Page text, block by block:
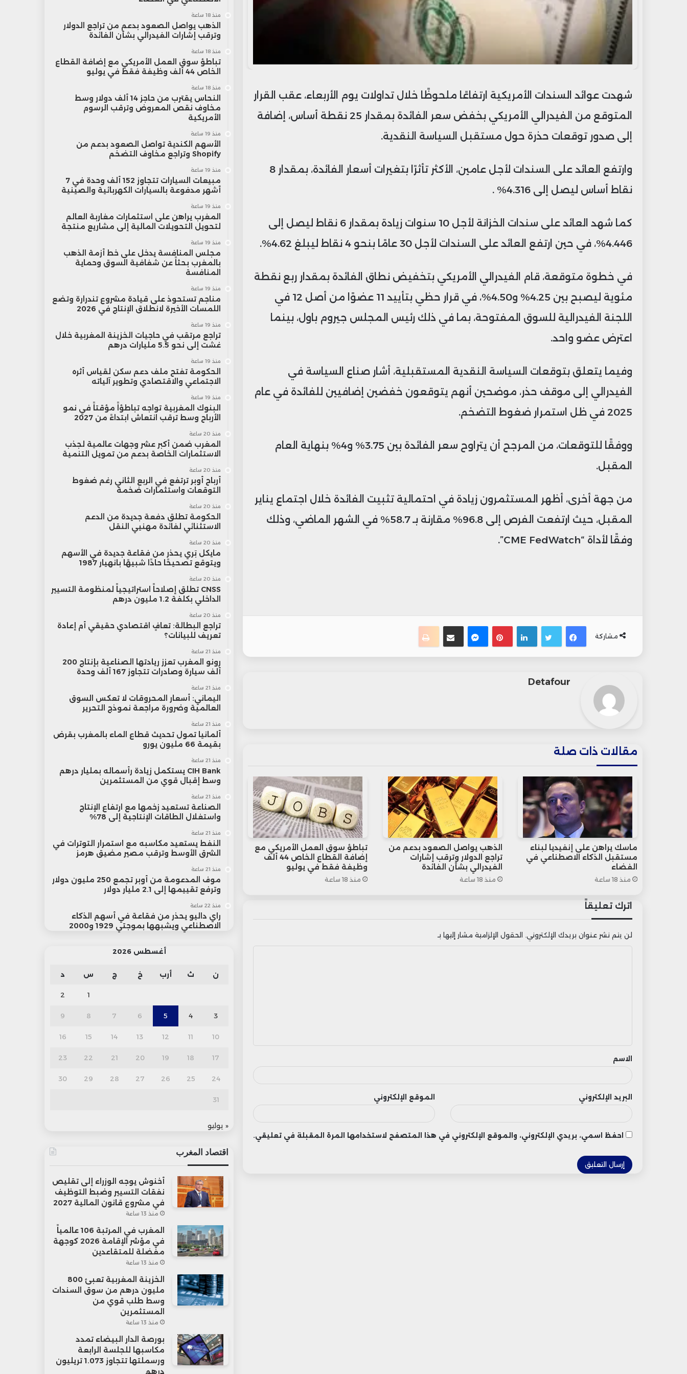
شهدت عوائد السندات الأمريكية ارتفاعًا ملحوظًا خلال تداولات يوم الأربعاء، عقب القرار
المتوقع من الفيدرالي الأمريكي بخفض سعر الفائدة بمقدار 25 نقطة أساس، إضافة
إلى صدور توقعات حذرة حول مستقبل السياسة النقدية.
وارتفع العائد على السندات لأجل عامين، الأكثر تأثرًا بتغيرات أسعار الفائدة، بمقدار 8
نقاط أساس ليصل إلى 4.316% .
كما شهد العائد على سندات الخزانة لأجل 10 سنوات زيادة بمقدار 6 نقاط ليصل إلى
4.446%، في حين ارتفع العائد على السندات لأجل 30 عامًا بنحو 4 نقاط ليبلغ 4.62%.
في خطوة متوقعة، قام الفيدرالي الأمريكي بتخفيض نطاق الفائدة بمقدار ربع نقطة
مئوية ليصبح بين 4.25% و4.50%، في قرار حظي بتأييد 11 عضوًا من أصل 12 في
اللجنة الفيدرالية للسوق المفتوحة، بما في ذلك رئيس المجلس جيروم باول، بينما
اعترض عضو واحد.
وفيما يتعلق بتوقعات السياسة النقدية المستقبلية، أشار صناع السياسة في
الفيدرالي إلى موقف حذر، موضحين أنهم يتوقعون خفضين إضافيين للفائدة في عام
2025 في ظل استمرار ضغوط التضخم.
ووفقًا للتوقعات، من المرجح أن يتراوح سعر الفائدة بين 3.75% و4% بنهاية العام
المقبل.
من جهة أخرى، أظهر المستثمرون زيادة في احتمالية تثبيت الفائدة خلال اجتماع يناير
المقبل، حيث ارتفعت الفرص إلى 96.8% مقارنة بـ 58.7% في الشهر الماضي، وذلك
وفقًا لأداة “CME FedWatch”.
مشاركة
فيسبوك
تويترلينكدإنبينتيريست
ماسنجر
مشاركة عبر البريدطباعة
Detafour
مقالات ذات صلة
ماسك يراهن على إنفيديا لبناء
مستقبل الذكاء الاصطناعي في
الفضاء
منذ 18 ساعة
الذهب يواصل الصعود بدعم من
تراجع الدولار وترقب إشارات
الفيدرالي بشأن الفائدة
منذ 18 ساعة
تباطؤ سوق العمل الأمريكي مع
إضافة القطاع الخاص 44 ألف
وظيفة فقط في يوليو
منذ 18 ساعة
اترك تعليقاً
لن يتم نشر عنوان بريدك الإلكتروني. الحقول الإلزامية مشار إليها بـ
ق
الاسم
البريد الإلكتروني الموقع الإلكتروني
احفظ اسمي، بريدي الإلكتروني، والموقع الإلكتروني في هذا المتصفح لاستخدامها المرة المقبلة في تعليقي.
منذ 18 ساعة
الذهب يواصل الصعود بدعم من تراجع الدولار
وترقب إشارات الفيدرالي بشأن الفائدة
منذ 18 ساعة
تباطؤ سوق العمل الأمريكي مع إضافة القطاع
الخاص 44 ألف وظيفة فقط في يوليو
منذ 18 ساعة
النحاس يقترب من حاجز 14 ألف دولار وسط
مخاوف نقص المعروض وترقب الرسوم
الأمريكية
منذ 19 ساعة
الأسهم الكندية تواصل الصعود بدعم من
Shopify وتراجع مخاوف التضخم
منذ 19 ساعة
مبيعات السيارات تتجاوز 152 ألف وحدة في 7
أشهر مدفوعة بالسيارات الكهربائية والصينية
منذ 19 ساعة
المغرب يراهن على استثمارات مغاربة العالم
لتحويل التحويلات المالية إلى مشاريع منتجة
منذ 19 ساعة
مجلس المنافسة يدخل على خط أزمة الذهب
بالمغرب بحثاً عن شفافية السوق وحماية
المنافسة
منذ 19 ساعة
مناجم تستحوذ على قيادة مشروع تندرارة وتضع
اللمسات الأخيرة لانطلاق الإنتاج في 2026
منذ 19 ساعة
تراجع مرتقب في حاجيات الخزينة المغربية خلال
غشت إلى نحو 5.5 مليارات درهم
منذ 19 ساعة
الحكومة تفتح ملف دعم سكن لقياس أثره
الاجتماعي والاقتصادي وتطوير آلياته
منذ 19 ساعة
البنوك المغربية تواجه تباطؤاً مؤقتاً في نمو
الأرباح وسط ترقب انتعاش ابتداءً من 2027
منذ 20 ساعة
المغرب ضمن أكبر عشر وجهات عالمية لجذب
الاستثمارات الخاصة بدعم من تمويل التنمية
منذ 20 ساعة
أرباح أوبر ترتفع في الربع الثاني رغم ضغوط
التوقعات واستثمارات ضخمة
منذ 20 ساعة
الحكومة تطلق دفعة جديدة من الدعم
الاستثنائي لفائدة مهنيي النقل
منذ 20 ساعة
مايكل بَري يحذر من فقاعة جديدة في الأسهم
ويتوقع تصحيحًا حادًا شبيهًا بانهيار 1987
منذ 20 ساعة
CNSS تطلق إصلاحاً استراتيجياً لمنظومة التسيير
الداخلي بكلفة 1.2 مليون درهم
منذ 20 ساعة
تراجع البطالة: تعافٍ اقتصادي حقيقي أم إعادة
تعريف للبيانات؟
منذ 21 ساعة
رونو المغرب تعزز ريادتها الصناعية بإنتاج 200
ألف سيارة وصادرات تتجاوز 167 ألف وحدة
منذ 21 ساعة
اليماني: أسعار المحروقات لا تعكس السوق
العالمية وضرورة مراجعة نموذج التحرير
منذ 21 ساعة
ألمانيا تمول تحديث قطاع الماء بالمغرب بقرض
بقيمة 66 مليون يورو
منذ 21 ساعة
CIH Bank يستكمل زيادة رأسماله بمليار درهم
وسط إقبال قوي من المستثمرين
منذ 21 ساعة
الصناعة تستعيد زخمها مع ارتفاع الإنتاج
واستغلال الطاقات الإنتاجية إلى 78%
منذ 21 ساعة
النفط يستعيد مكاسبه مع استمرار التوترات في
الشرق الأوسط وترقب مصير مضيق هرمز
منذ 21 ساعة
موف المدعومة من أوبر تجمع 250 مليون دولار
وترفع تقييمها إلى 2.1 مليار دولار
منذ 22 ساعة
راي داليو يحذر من فقاعة في أسهم الذكاء
الاصطناعي ويشبهها بموجتي 1929 و2000
أغسطس 2026
ن ث أرب خ ج س د
1
2
3
4
5
6
7
8
9
10
11
12
13
14
15
16
17
18
19
20
21
22
23
24
25
26
27
28
29
30
31
« يوليو
اقتصاد المغرب
أخنوش يوجه الوزراء إلى تقليص
نفقات التسيير وضبط التوظيف
في مشروع قانون المالية 2027
منذ 13 ساعة
المغرب في المرتبة 106 عالمياً
في مؤشر الإقامة 2026 كوجهة
مفضلة للمتقاعدين
منذ 13 ساعة
الخزينة المغربية تعبئ 800
مليون درهم من سوق السندات
وسط طلب قوي من
المستثمرين
منذ 13 ساعة
بورصة الدار البيضاء تمدد
مكاسبها للجلسة الرابعة
ورسملتها تتجاوز 1.073 تريليون
درهم